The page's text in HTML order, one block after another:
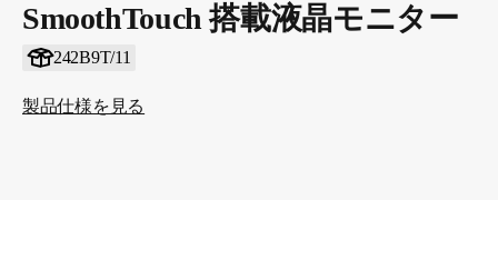
SmoothTouch 搭載液晶モニター
242B9T/11
製品仕様を見る